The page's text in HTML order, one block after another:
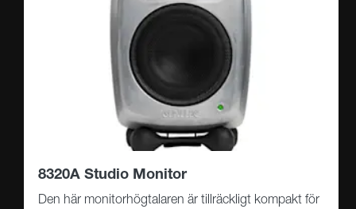
8320A Studio Monitor
Den här monitorhögtalaren är tillräckligt kompakt för